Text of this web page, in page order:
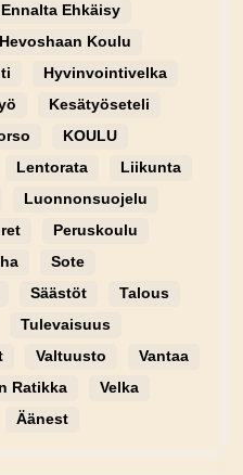
Ennalta Ehkäisy
Hevoshaan Koulu
Hyvinvointivelka
Kesätyöseteli
KOULU
Lentorata
Liikunta
Luonnonsuojelu
Peruskoulu
Sote
Säästöt
Talous
Tulevaisuus
Valtuusto
Vantaa
Ratikka
Velka
Äänest